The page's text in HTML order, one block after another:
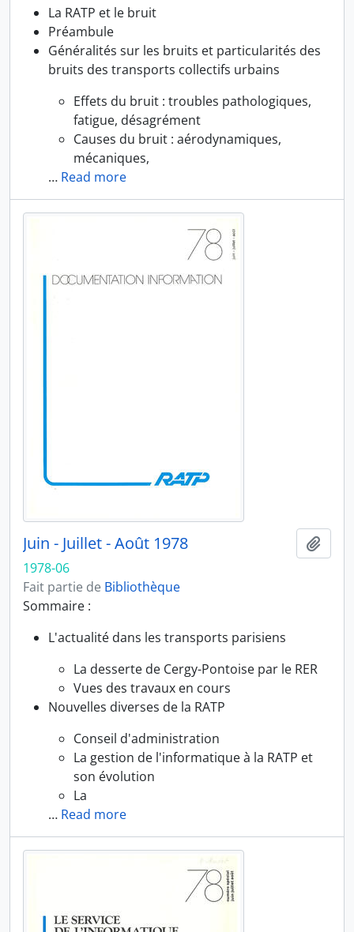
La RATP et le bruit
Préambule
Généralités sur les bruits et particularités des
bruits des transports collectifs urbains
Effets du bruit : troubles pathologiques,
fatigue, désagrément
Causes du bruit : aérodynamiques,
mécaniques,
… Read more
Juin - Juillet - Août 1978
1978-06
Fait partie de Bibliothèque
Sommaire :
L'actualité dans les transports parisiens
La desserte de Cergy-Pontoise par le RER
Vues des travaux en cours
Nouvelles diverses de la RATP
Conseil d'administration
La gestion de l'informatique à la RATP et
son évolution
La
… Read more